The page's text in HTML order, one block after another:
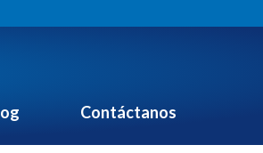
Contáctanos